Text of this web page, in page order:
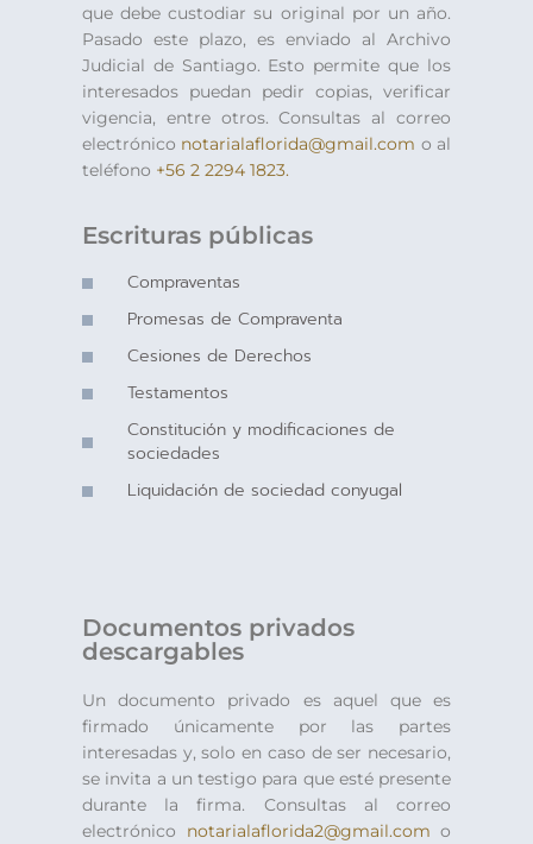
que debe custodiar su original por un año.
Pasado este plazo, es enviado al Archivo
Judicial de Santiago. Esto permite que los
interesados puedan pedir copias, verificar
vigencia, entre otros. Consultas al correo
electrónico notarialaflorida@gmail.com o al
teléfono +56 2 2294 1823.
Escrituras públicas
Compraventas
Promesas de Compraventa
Cesiones de Derechos
Testamentos
Constitución y modificaciones de
sociedades
Liquidación de sociedad conyugal
Documentos privados
descargables
Un documento privado es aquel que es
firmado únicamente por las partes
interesadas y, solo en caso de ser necesario,
se invita a un testigo para que esté presente
durante la firma. Consultas al correo
electrónico notarialaflorida2@gmail.com o